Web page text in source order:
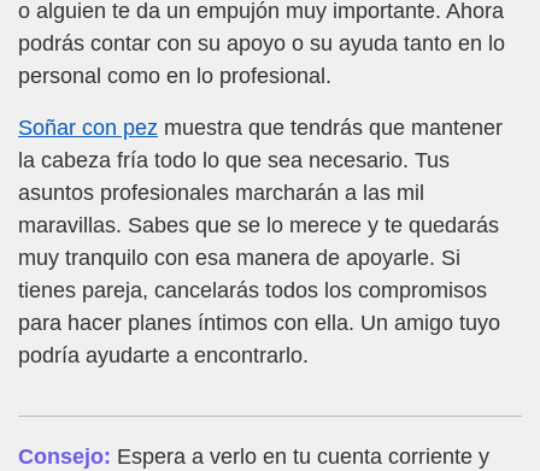
o alguien te da un empujón muy importante. Ahora
podrás contar con su apoyo o su ayuda tanto en lo
personal como en lo profesional.
Soñar con pez muestra que tendrás que mantener
la cabeza fría todo lo que sea necesario. Tus
asuntos profesionales marcharán a las mil
maravillas. Sabes que se lo merece y te quedarás
muy tranquilo con esa manera de apoyarle. Si
tienes pareja, cancelarás todos los compromisos
para hacer planes íntimos con ella. Un amigo tuyo
podría ayudarte a encontrarlo.
Consejo: Espera a verlo en tu cuenta corriente y